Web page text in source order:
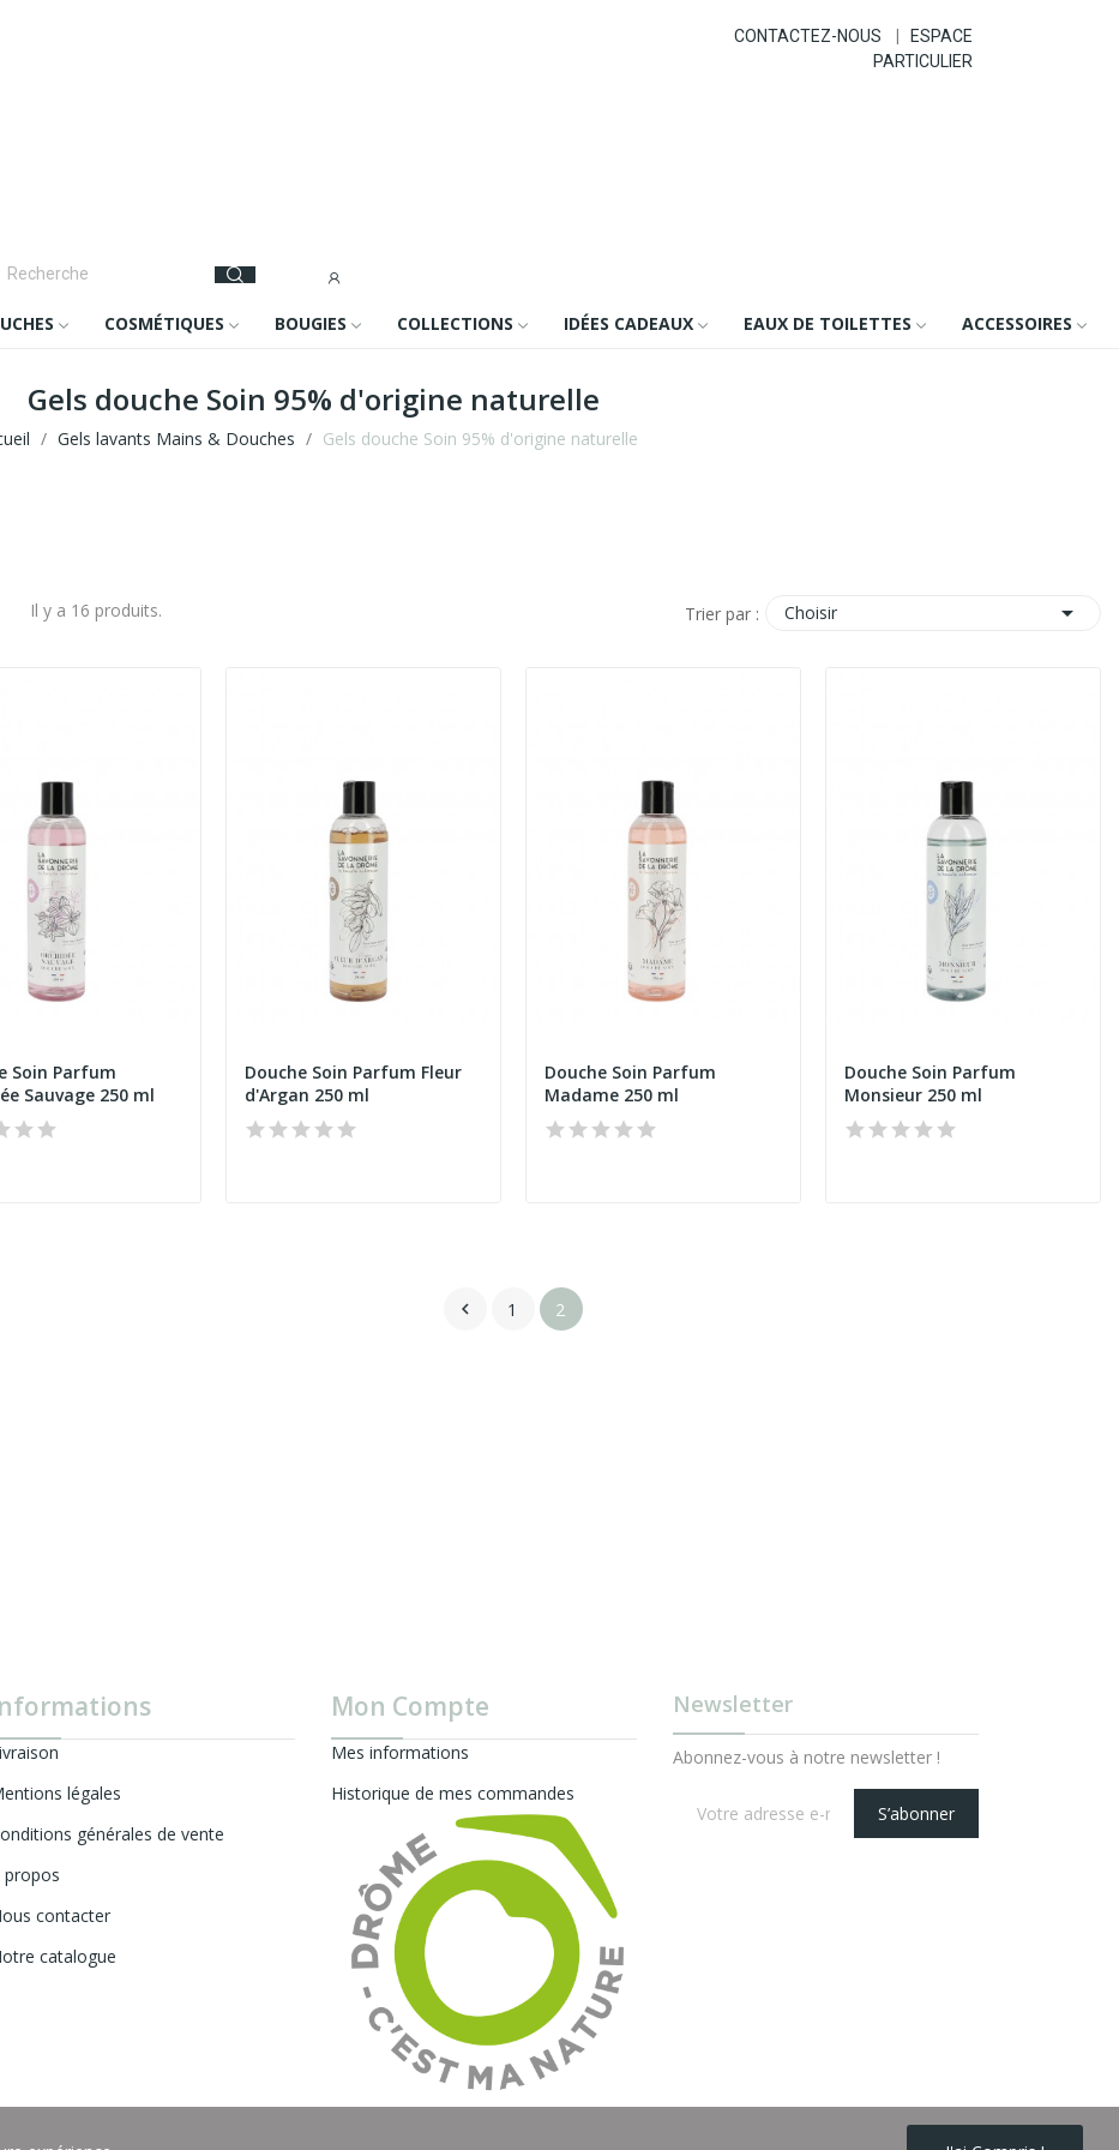
CONTACTEZ-NOUS
ESPACE
PARTICULIER
COSMÉTIQUES BOUGIES COLLECTIONS IDÉES CADEAUX EAUX DE TOILETTES ACCESSOIRES
Gels douche Soin 95% d'origine naturelle
Gels lavants Mains & Douches Gels douche Soin 95% d'origine naturelle
Il y a 16 produits. Trier par : Choisir 
Soin Parfum
Sauvage 250 ml
Douche Soin Parfum Fleur
d'Argan 250 ml
Douche Soin Parfum
Madame 250 ml
Douche Soin Parfum
Monsieur 250 ml
 1 2
légales
générales de vente
propos
contacter
catalogue
Mon Compte
Mes informations
Historique de mes commandes
Newsletter
Abonnez-vous à notre newsletter !
S’abonner